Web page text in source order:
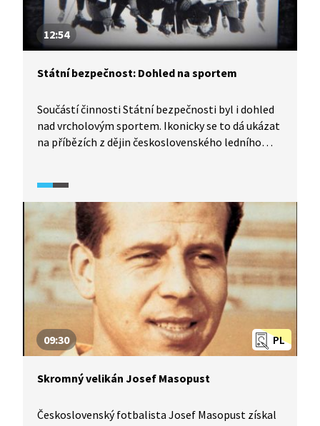
12:54
Státní bezpečnost: Dohled na sportem
Součástí činnosti Státní bezpečnosti byl i dohled
nad vrcholovým sportem. Ikonicky se to dá ukázat
na příbězích z dějin československého ledního
1968. Podívejte se na ně.
PL
09:30
Skromný velikán Josef Masopust
Československý fotbalista Josef Masopust získal